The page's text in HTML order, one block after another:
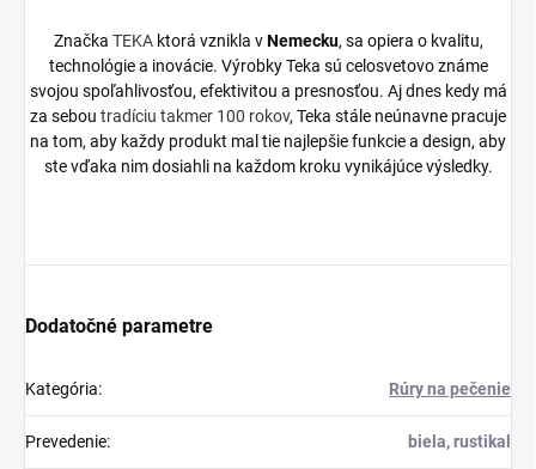
Značka TEKA ktorá vznikla v Nemecku, sa opiera o kvalitu,
technológie a inovácie. Výrobky Teka sú celosvetovo známe
svojou spoľahlivosťou, efektivitou a presnosťou. Aj dnes kedy má
za sebou tradíciu takmer 100 rokov, Teka stále neúnavne pracuje
na tom, aby každy produkt mal tie najlepšie funkcie a design, aby
ste vďaka nim dosiahli na každom kroku vynikájúce výsledky.
Dodatočné parametre
Kategória: Rúry na pečenie
Prevedenie: biela, rustikal